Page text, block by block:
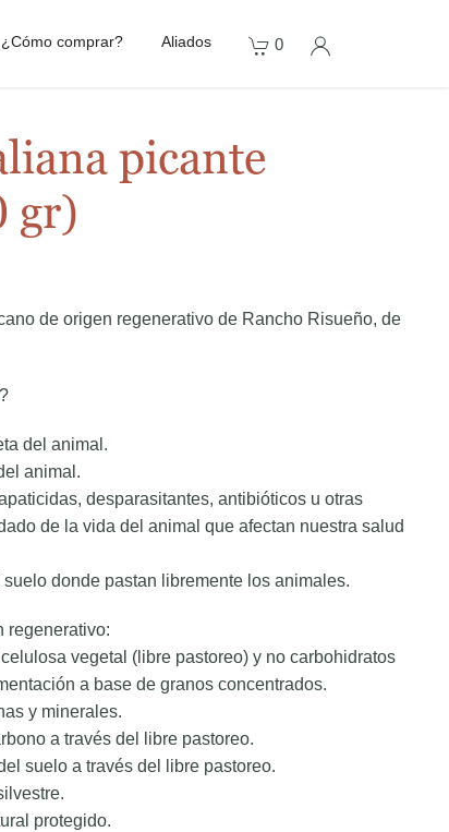
¿Cómo comprar? Aliados 0
picante
gr)
de origen regenerativo de Rancho Risueño, de
del animal.
animal.
desparasitantes, antibióticos u otras
de la vida del animal que afectan nuestra salud
donde pastan libremente los animales.
regenerativo:
vegetal (libre pastoreo) y no carbohidratos
a base de granos concentrados.
y minerales.
a través del libre pastoreo.
suelo a través del libre pastoreo.
protegido.